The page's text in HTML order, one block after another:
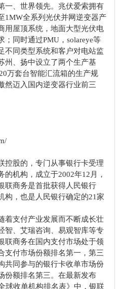
一、世界领先。兆伏爱索拥有
1MW全系列光伏并网逆变器产
用屋顶系统，地面大型光伏电
同时通过PMU，solareye等
不同类型系统和客户对电站监
州、扬中设立了两个生产基
万套台智能汇流箱的生产规
然迈入国内逆变器行业前三
控股的，专门从事银行卡受理
机构，成立于2002年12月，
联商务是首批获得人民银行
构，也是人民银行确定的21家
着支付产业发展而不断成长壮
智、艾瑞咨询、易观智库等专
联商务在国内支付市场处于领
支付市场份额排名第一，第三
共同参与的银行卡收单市场份
份额排名第三。在最新发布
球收单机构排名表》中，银联